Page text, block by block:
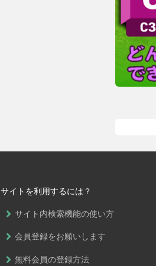
サイトを利用するには？
サイト内検索機能の使い方
会員登録をお願いします
無料会員の登録方法